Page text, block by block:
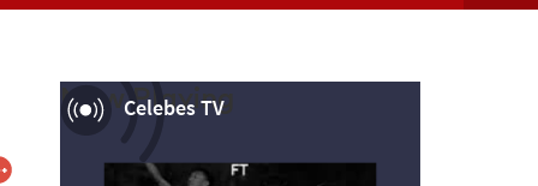
Celebes TV
Now Playing